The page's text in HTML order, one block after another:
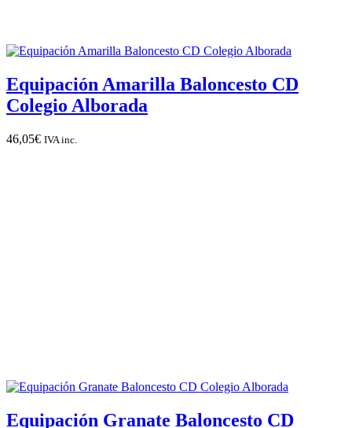
Equipación Amarilla Baloncesto CD
Colegio Alborada
46,05€ IVA inc.
Equipación Granate Baloncesto CD